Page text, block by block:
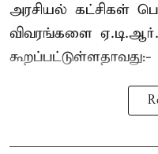
அரசியல் கட்சிகள்
விவரங்களை
கூறப்பட்டுள்ளதாவது:-